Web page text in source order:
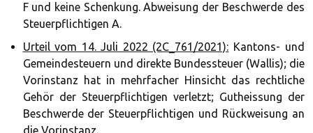
F und keine Schenkung. Abweisung der Beschwerde des
Steuerpflichtigen A.
Urteil vom 14. Juli 2022 (2C_761/2021): Kantons- und
Gemeindesteuern und direkte Bundessteuer (Wallis); die
Vorinstanz hat in mehrfacher Hinsicht das rechtliche
Gehör der Steuerpflichtigen verletzt; Gutheissung der
Beschwerde der Steuerpflichtigen und Rückweisung an
die Vorinstanz.